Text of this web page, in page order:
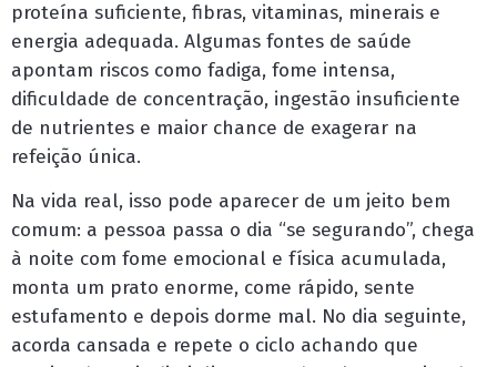
proteína suficiente, fibras, vitaminas, minerais e
energia adequada. Algumas fontes de saúde
apontam riscos como fadiga, fome intensa,
dificuldade de concentração, ingestão insuficiente
de nutrientes e maior chance de exagerar na
refeição única.
Na vida real, isso pode aparecer de um jeito bem
comum: a pessoa passa o dia “se segurando”, chega
à noite com fome emocional e física acumulada,
monta um prato enorme, come rápido, sente
estufamento e depois dorme mal. No dia seguinte,
acorda cansada e repete o ciclo achando que